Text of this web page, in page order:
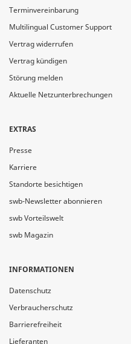
Terminvereinbarung
Multilingual Customer Support
Vertrag widerrufen
Vertrag kündigen
Störung melden
Aktuelle Netzunterbrechungen
EXTRAS
Presse
Karriere
Standorte besichtigen
swb-Newsletter abonnieren
swb Vorteilswelt
swb Magazin
INFORMATIONEN
Datenschutz
Verbraucherschutz
Barrierefreiheit
Lieferanten